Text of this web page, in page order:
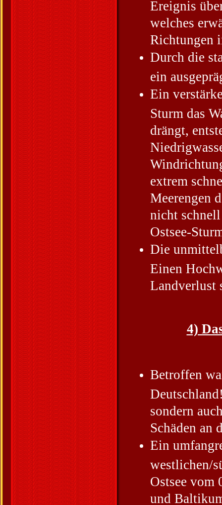
Ereignis
welches
Richtungen
Durch die
ein
Ein
Sturm das
drängt,
extrem
Meerengen
nicht schnell
Ostsee-
Die
Einen
Landverlust
4)
Betroffen
sondern
Schäden an
Ein
westlichen/
Ostsee vom
und